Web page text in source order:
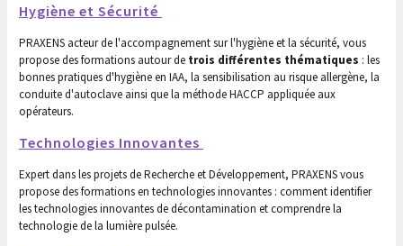
Hygiène et Sécurité
PRAXENS acteur de l'accompagnement sur l'hygiène et la sécurité, vous
propose des formations autour de trois différentes thématiques : les
bonnes pratiques d'hygiène en IAA, la sensibilisation au risque allergène, la
conduite d'autoclave ainsi que la méthode HACCP appliquée aux
opérateurs.
Technologies Innovantes
Expert dans les projets de Recherche et Développement, PRAXENS vous
propose des formations en technologies innovantes : comment identifier
les technologies innovantes de décontamination et comprendre la
technologie de la lumière pulsée.